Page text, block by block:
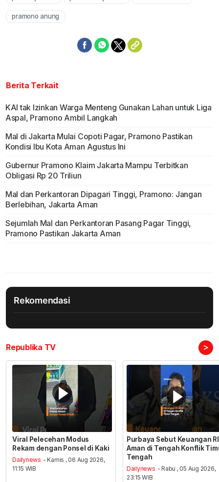
pramono anung
Berita Terkait
KAI tak Izinkan Warga Menteng Gunakan Lahan untuk Liga
Aspal, Pramono Ambil Langkah
Mal di Jakarta Mulai Copoti Pagar, Pramono Pastikan
Kondisi Ibu Kota Aman Agustus Ini
Gubernur Pramono Klaim Jakarta Mampu Terbitkan
Obligasi Rp 20 Triliun
Mal dan Perkantoran Dipagari Tinggi, Pramono: Jangan
Berlebihan, Jakarta Aman
Sejumlah Mal dan Perkantoran Pasang Pagar Tinggi,
Pramono Pastikan Jakarta Aman
Rekomendasi
Republika TV >
Viral Pelecehan Modus
Rekam dengan Ponsel di Kaki
Dailynews - Kamis , 06 Aug 2026,
11:15 WIB
Purbaya Sebut Keuangan RI
Aman di Tengah Konflik
Tengah
Dailynews - Rabu , 05 Aug 2026,
23:15 WIB